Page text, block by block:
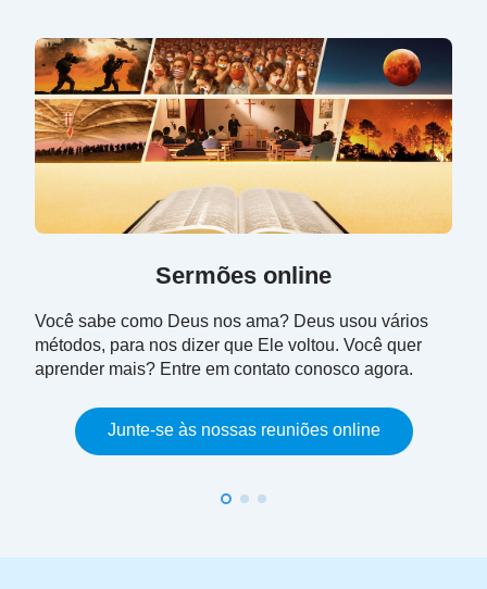
tem e é nunca mudarão. Sua obra, no entanto, está
sempre seguindo adiante e sempre indo mais
fundo, pois Ele é sempre novo e nunca velho. Em
cada era Deus assume um nome novo, em cada
era Ele faz uma obra nova e em cada era Ele
permite que Suas criações vejam Sua nova vontade
e Seu novo caráter. Se não virem a expressão do
O pregariam na cruz para sempre? E, ao fazer isso,
não definiriam Deus?
Extraído de ‘A visão da obra de Deus (3)’ em “A Palavra
manifesta em carne”
Sermões online
Você sabe como Deus nos ama? Deus usou vários
métodos, para nos dizer que Ele voltou. Você quer
aprender mais? Entre em contato conosco agora.
Junte-se às nossas reuniões online